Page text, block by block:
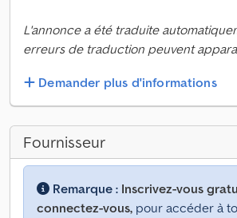
L'annonce a été traduite
erreurs de traduction peuvent
Demander plus d'informations
Fournisseur
Remarque : Inscrivez-vous
connectez-vous, pour accéder à